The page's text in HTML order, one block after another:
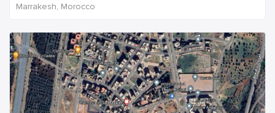
Marrakesh, Morocco